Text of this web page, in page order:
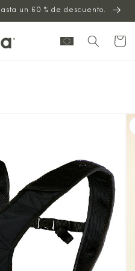
un 60 % de descuento.
Carrito